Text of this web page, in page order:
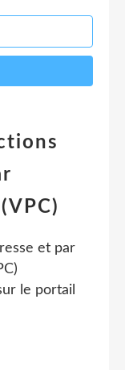
et par
le portail